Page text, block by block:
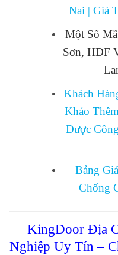
Nai | Giá
Một Số
Sơn, HDF
Khách
Khảo
Được
Bảng
Chống
KingDoor Địa
Nghiệp Uy Tín –